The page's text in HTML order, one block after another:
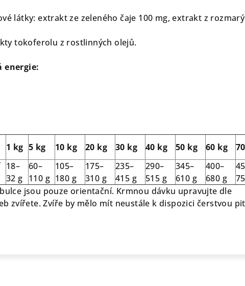
látky: extrakt ze zeleného čaje 100 mg, extrakt z
tokoferolu z rostlinných olejů.
energie:
1 kg 5 kg 10 kg 20 kg 30 kg 40 kg 50 kg 60 kg
18–
32 g
60–
110 g
105–
180 g
175–
310 g
235–
415 g
290–
515 g
345–
610 g
400–
680 g
jsou pouze orientační. Krmnou dávku upravujte dle
zvířete. Zvíře by mělo mít neustále k dispozici čerstvou